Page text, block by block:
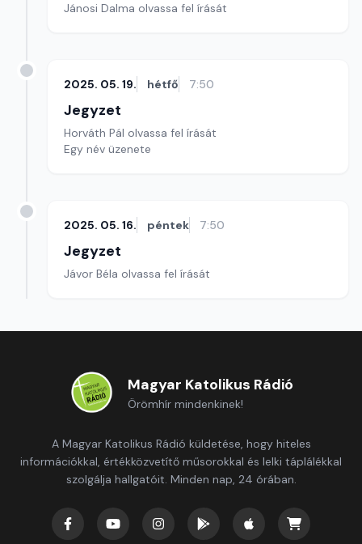
Jánosi Dalma olvassa fel írását
2025. 05. 19. hétfő 7:50
Jegyzet
Horváth Pál olvassa fel írását
Egy név üzenete
2025. 05. 16. péntek 7:50
Jegyzet
Jávor Béla olvassa fel írását
Magyar Katolikus Rádió
Örömhír mindenkinek!
A Magyar Katolikus Rádió küldetése, hogy hiteles
információkkal, értékközvetítő műsorokkal és lelki táplálékkal
szolgálja hallgatóit. Minden nap, 24 órában.